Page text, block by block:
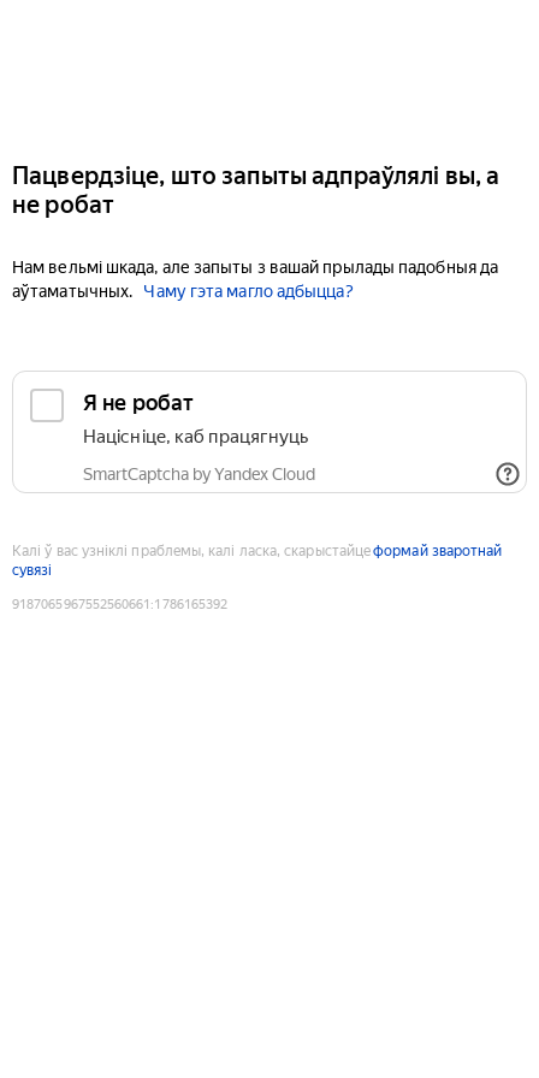
Пацвердзіце, што запыты адпраўлялі вы, а
не робат
Нам вельмі шкада, але запыты з вашай прылады падобныя да
аўтаматычных.
Чаму гэта магло адбыцца?
Я не робат
Націсніце, каб працягнуць
SmartCaptcha by Yandex Cloud
Калі ў вас узніклі праблемы, калі ласка, скарыстайцеформай зваротнай
сувязі
9187065967552560661 :1786165392